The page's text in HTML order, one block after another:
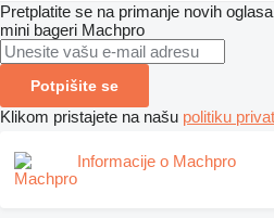
Pretplatite se na primanje novih
mini bageri Machpro
Potpišite se
Klikom pristajete na našu politiku
Informacije o Machpro